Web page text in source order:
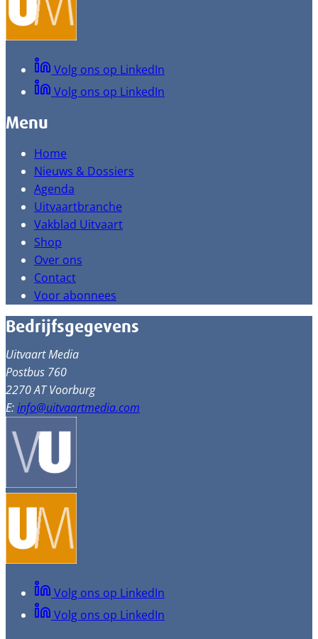
Volg ons op LinkedIn
Volg ons op LinkedIn
Menu
Home
Nieuws & Dossiers
Agenda
Uitvaartbranche
Vakblad Uitvaart
Shop
Over ons
Contact
Voor abonnees
Bedrijfsgegevens
Uitvaart Media
Postbus 760
2270 AT Voorburg
E:info@uitvaartmedia.com
Volg ons op LinkedIn
Volg ons op LinkedIn